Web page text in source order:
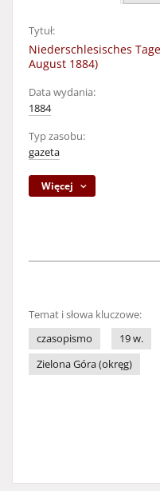
Tytuł:
Niederschlesisches
August 1884)
Data wydania:
1884
Typ zasobu:
gazeta
Więcej
Temat i słowa kluczowe:
czasopismo
19 w.
Zielona Góra (okręg)